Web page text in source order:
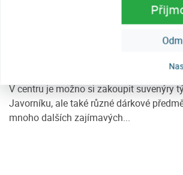
V centru je možno si zakoupit suvenýry
Javorníku, ale také různé dárkové
mnoho dalších zajímavých...